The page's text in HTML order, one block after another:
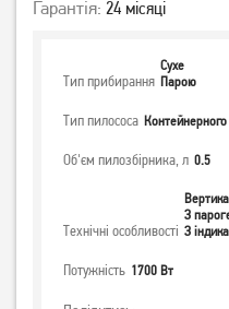
Гарантія: 24 місяці
Тип прибирання
Сухе
Парою
Тип пилососа
Об'єм пилозбірника, л 0.5
Технічні особливості
З
З
Потужність 1700 Вт